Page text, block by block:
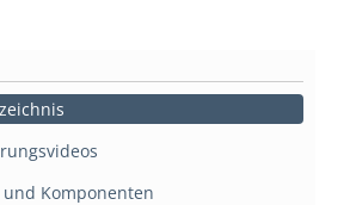
Komponenten